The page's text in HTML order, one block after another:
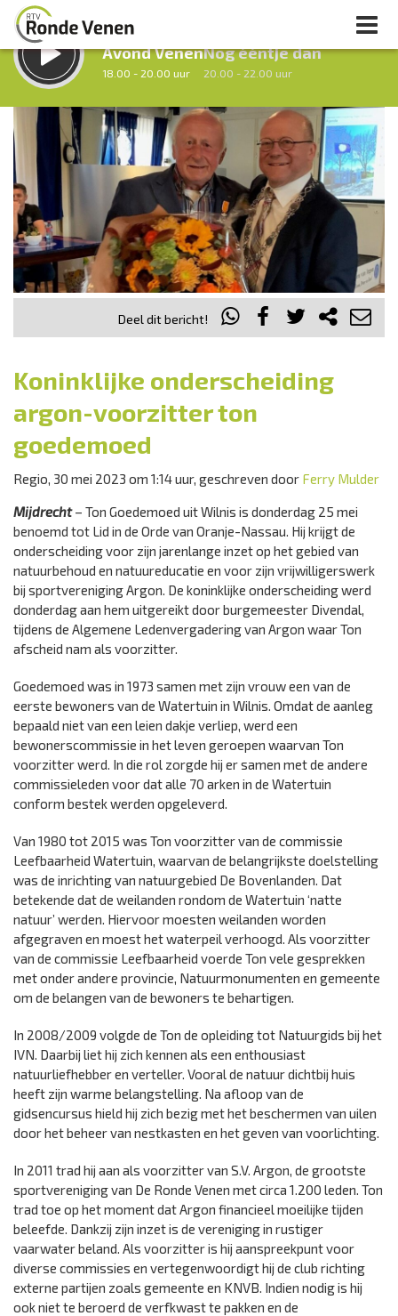
LUISTER LIVE:
Avond Venen
18.00 - 20.00 uur
Nog ééntje dan
20.00 - 22.00 uur
Vorig uur uur 1 van 0 Volgend uur
Inklappen
Deel dit bericht!
Koninklijke onderscheiding
argon-voorzitter ton
goedemoed
Regio, 30 mei 2023 om 1:14 uur, geschreven door Ferry Mulder
Mijdrecht– Ton Goedemoed uit Wilnis is donderdag 25 mei
benoemd tot Lid in de Orde van Oranje-Nassau. Hij krijgt de
onderscheiding voor zijn jarenlange inzet op het gebied van
natuurbehoud en natuureducatie en voor zijn vrijwilligerswerk
bij sportvereniging Argon. De koninklijke onderscheiding werd
donderdag aan hem uitgereikt door burgemeester Divendal,
tijdens de Algemene Ledenvergadering van Argon waar Ton
afscheid nam als voorzitter.
Goedemoed was in 1973 samen met zijn vrouw een van de
eerste bewoners van de Watertuin in Wilnis. Omdat de aanleg
bepaald niet van een leien dakje verliep, werd een
bewonerscommissie in het leven geroepen waarvan Ton
voorzitter werd. In die rol zorgde hij er samen met de andere
commissieleden voor dat alle 70 arken in de Watertuin
conform bestek werden opgeleverd.
Van 1980 tot 2015 was Ton voorzitter van de commissie
Leefbaarheid Watertuin, waarvan de belangrijkste doelstelling
was de inrichting van natuurgebied De Bovenlanden. Dat
betekende dat de weilanden rondom de Watertuin ‘natte
natuur’ werden. Hiervoor moesten weilanden worden
afgegraven en moest het waterpeil verhoogd. Als voorzitter
van de commissie Leefbaarheid voerde Ton vele gesprekken
met onder andere provincie, Natuurmonumenten en gemeente
om de belangen van de bewoners te behartigen.
In 2008/2009 volgde de Ton de opleiding tot Natuurgids bij het
IVN. Daarbij liet hij zich kennen als een enthousiast
natuurliefhebber en verteller. Vooral de natuur dichtbij huis
heeft zijn warme belangstelling. Na afloop van de
gidsencursus hield hij zich bezig met het beschermen van uilen
door het beheer van nestkasten en het geven van voorlichting.
In 2011 trad hij aan als voorzitter van S.V. Argon, de grootste
sportvereniging van De Ronde Venen met circa 1.200 leden. Ton
trad toe op het moment dat Argon financieel moeilijke tijden
beleefde. Dankzij zijn inzet is de vereniging in rustiger
vaarwater beland. Als voorzitter is hij aanspreekpunt voor
diverse commissies en vertegenwoordigt hij de club richting
externe partijen zoals gemeente en KNVB. Indien nodig is hij
ook niet te beroerd de verfkwast te pakken en de